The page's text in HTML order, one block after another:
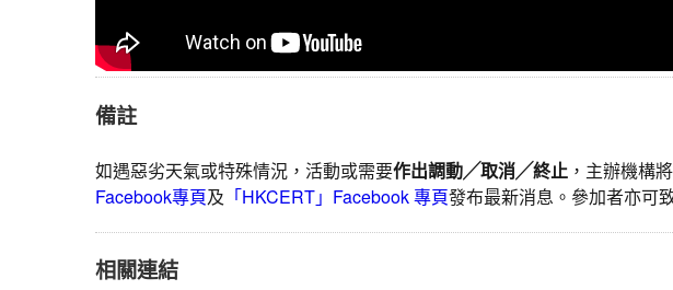
獎
典
上
時
段
議
程
備註
如遇惡劣天氣或特殊情況，活動或需要作出調動╱取消╱終止 ，主辦機構
Facebook專頁及 「HKCERT」Facebook 專頁發布最新消息。參加者亦可
相關連結